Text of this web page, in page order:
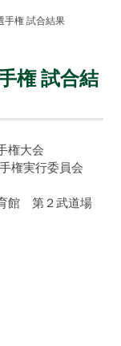
手権 試合結果
権 試合結
権大会
権実行委員会
館 第２武道場